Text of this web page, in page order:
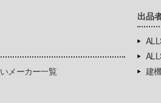
メーカー一覧
出品
建